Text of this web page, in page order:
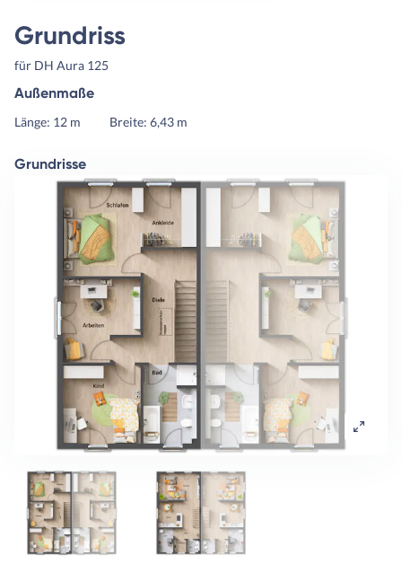
Grundriss
für DH Aura 125
Außenmaße
Länge: 12 m Breite: 6,43 m
Grundrisse